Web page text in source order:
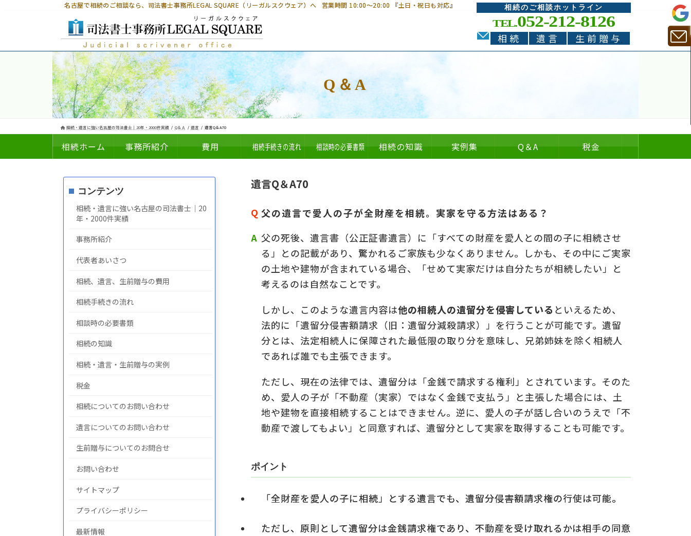
名古屋で相続のご相談なら、 司法書士事務所LEGAL SQUARE（リーガルスクウェア）へ営業時間 10:00～20:00 『土日・祝日も対応』 相続のご相談ホットライン
TEL.052-212-8126
相続 遺言 生前贈与
Q＆A
相続・遺言に強い名古屋の司法書士｜20年・2000件実績 Q＆Ａ 遺言 遺言Q＆A70
相続ホーム 事務所紹介 費用 相続手続きの流れ 相談時の必要書類 相続の知識
についての
実例集
の
Q＆A 税金
遺言Q＆A70
父の遺言で愛人の子が全財産を相続。実家を守る方法はある？
父の死後、遺言書（公正証書遺言）に「すべての財産を愛人との間の子に相続させ
る」との記載があり、驚かれるご家族も少なくありません。しかも、その中にご実家
の土地や建物が含まれている場合、「せめて実家だけは自分たちが相続したい」と
考えるのは自然なことです。
しかし、このような遺言内容は他の相続人の遺留分を侵害している といえるため、
法的に「遺留分侵害額請求（旧：遺留分減殺請求）」を行うことが可能です。遺留
分とは、法定相続人に保障された最低限の取り分を意味し、兄弟姉妹を除く相続人
であれば誰でも主張できます。
ただし、現在の法律では、遺留分は「金銭で請求する権利」とされています。そのた
め、愛人の子が「不動産（実家）ではなく金銭で支払う」と主張した場合には、土
地や建物を直接相続することはできません。逆に、愛人の子が話し合いのうえで「不
動産で渡してもよい」と同意すれば、遺留分として実家を取得することも可能です。
ポイント
「全財産を愛人の子に相続」とする遺言でも、遺留分侵害額請求権の行使は可能。
ただし、原則として遺留分は金銭請求権であり、不動産を受け取れるかは相手の同意
コンテンツ
相続・遺言に強い名古屋の司法書士｜20
年・2000件実績
事務所紹介
代表者あいさつ
相続、遺言、生前贈与の費用
相続手続きの流れ
相談時の必要書類
相続の知識
相続・遺言・生前贈与の実例
税金
相続についてのお問い合わせ
遺言についてのお問い合わせ
生前贈与についてのお問合せ
お問い合わせ
サイトマップ
プライバシーポリシー
最新情報